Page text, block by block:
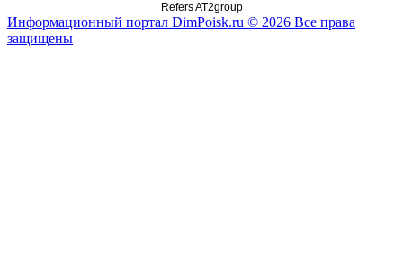
Refers AT2group
Информационный портал DimPoisk.ru © 2026 Все права
защищены